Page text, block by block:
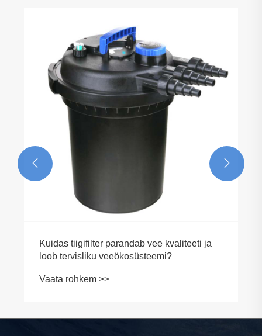
Kuidas tiigifilter parandab vee kvaliteeti ja
loob tervisliku veeökosüsteemi?
Vaata rohkem >>
 